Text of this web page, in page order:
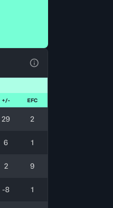
+/- EFC
29 2
6 1
2 9
-8 1